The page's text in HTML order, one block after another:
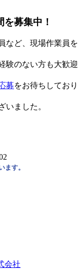
を募集中！
など、現場作業員を
験のない方も大歓迎
募をお待ちしており
いました。
ます。
会社